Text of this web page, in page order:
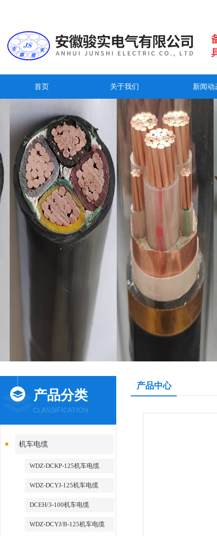
首页 关于我们 新闻动
产品分类
CLASSIFICATION
机车电缆
WDZ-DCKP-125机车电缆
WDZ-DCYJ-125机车电缆
DCEH/3-100机车电缆
WDZ-DCYJ/B-125机车电缆
产品中心